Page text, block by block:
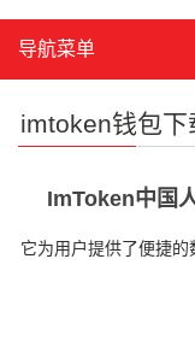
导航菜单
imtoken钱包下
ImToken中国
它为用户提供了便捷的